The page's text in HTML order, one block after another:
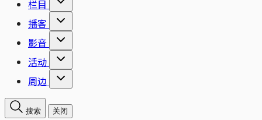
栏目
播客
影音
活动
周边
搜索 关闭